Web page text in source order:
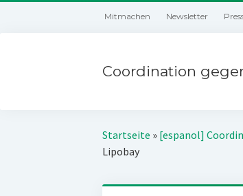
Mitmachen Newsletter
Coordination
Startseite » [espanol]
Lipobay